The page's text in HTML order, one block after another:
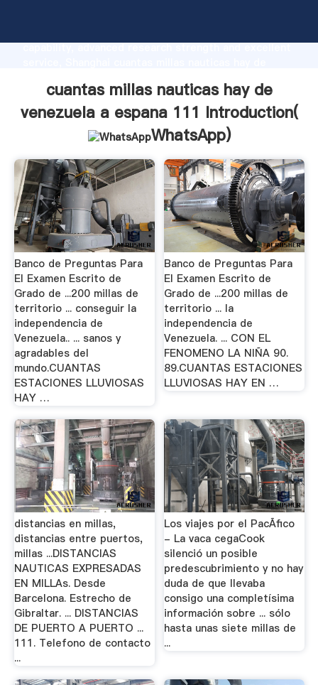
capability, advanced research strength and excellent
and bring values to all of customers.
cuantas millas nauticas hay de
venezuela a espana 111 Introduction(
WhatsApp)
Banco de Preguntas Para
El Examen Escrito de
Grado de ...200 millas de
territorio ... conseguir la
independencia de
Venezuela.. ... sanos y
agradables del
mundo.CUANTAS
ESTACIONES LLUVIOSAS
HAY …
Banco de Preguntas Para
El Examen Escrito de
Grado de ...200 millas de
territorio ... la
independencia de
Venezuela. ... CON EL
FENOMENO LA NIÑA 90.
89.CUANTAS ESTACIONES
LLUVIOSAS HAY EN …
distancias en millas,
distancias entre puertos,
millas ...DISTANCIAS
NAUTICAS EXPRESADAS
EN MILLAs. Desde
Barcelona. Estrecho de
Gibraltar. ... DISTANCIAS
DE PUERTO A PUERTO ...
111. Telefono de contacto
...
Los viajes por el PacÃ­fico
- La vaca cegaCook
silenció un posible
predescubrimiento y no hay
duda de que llevaba
consigo una completísima
información sobre ... sólo
hasta unas siete millas de
...